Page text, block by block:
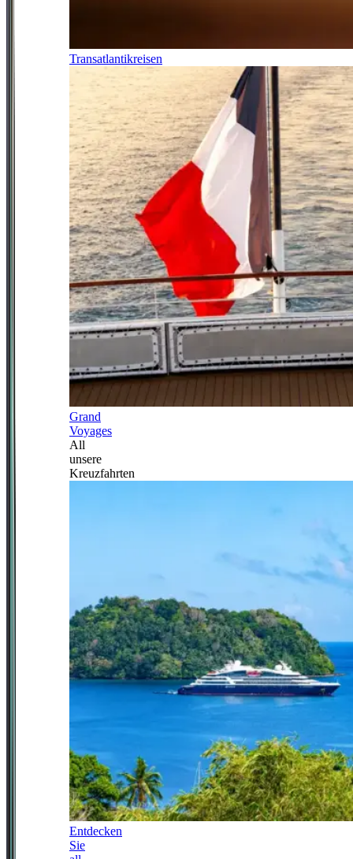
Transatlantikreisen
Grand
Voyages
All
unsere
Kreuzfahrten
Entdecken
Sie